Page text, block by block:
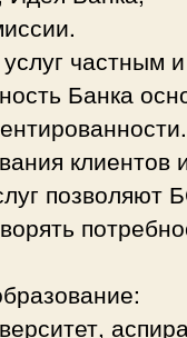
частным и
Банка
клиентов
позволяют